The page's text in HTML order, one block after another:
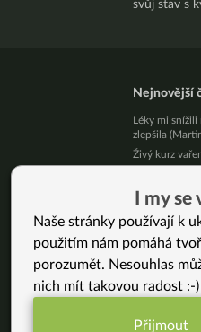
svůj stav s
Nejnovější
Léky mi snížili
zlepšila
Živý kurz
10 tipů, jak
Už vás
měla vypadat?
Pět kilo mít a
Jak podpořit
Nezměnila
Neumírej:
I my
Naše stránky používají k
použitím nám pomáhá
porozumět. Nesouhlas
nich mít takovou radost :-)
Přijmout